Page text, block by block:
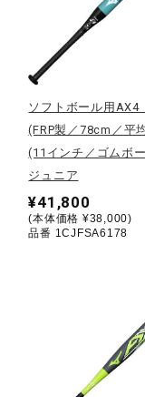
ウィンタ
ワーキン
ウォーキ
ライフス
寝具／ミ
ソフトボール用AX4
(FRP製／78cm／平
(11インチ／ゴムボ
ジュニア
¥41,800
(本体価格 ¥38,000)
品番 1CJFSA6178